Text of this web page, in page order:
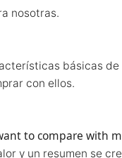
nosotras.
básicas de
con ellos.
to compare with
y un resumen se